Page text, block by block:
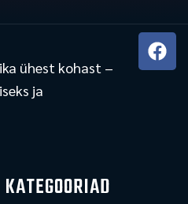
ühest kohast –
ja
F
a
KATEGOORIAD